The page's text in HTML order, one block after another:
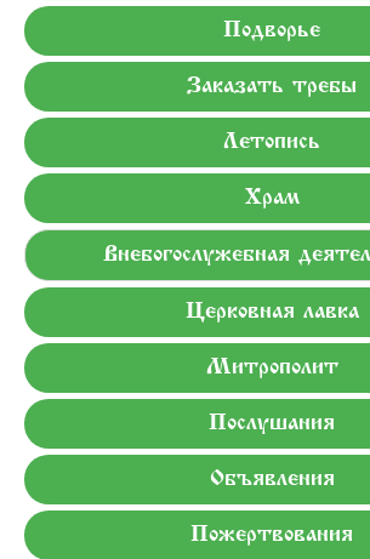
Подворье
Заказать требы
Летопись
Храм
Внебогослужебная
Церковная лавка
Митрополит
Послушания
Объявления
Пожертвования